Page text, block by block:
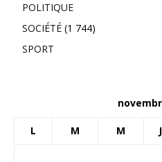
POLITIQUE
SOCIÉTÉ (1 744)
SPORT
L M M J